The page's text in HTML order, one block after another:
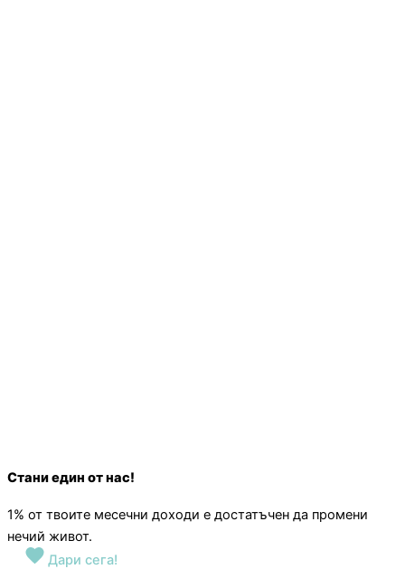
Стани един от нас!
1% от твоите месечни доходи е достатъчен да промени
нечий живот.
Дари сега!